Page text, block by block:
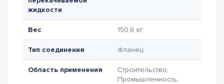
жидкости
Вес 150.6 кг
Тип соединения Фланец
Область применения
Строительство,
Промышленность,